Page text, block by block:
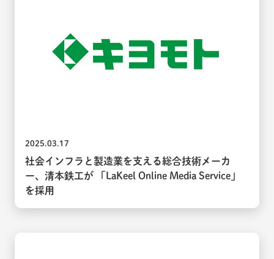
2025.03.17
社会インフラと製造業を支える総合技術メーカ
ー、清本鉄工が 「LaKeel Online Media Service」
を採用